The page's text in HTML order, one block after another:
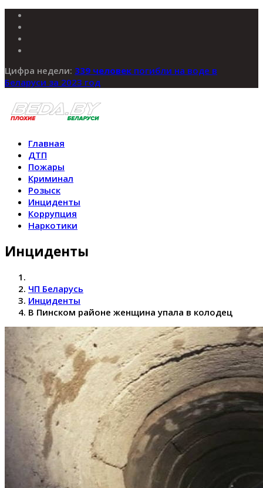
Цифра недели: 339 человек погибли на воде в
Беларуси за 2023 год
Главная
ДТП
Пожары
Криминал
Розыск
Инциденты
Коррупция
Наркотики
Инциденты
ЧП Беларусь
Инциденты
В Пинском районе женщина упала в колодец